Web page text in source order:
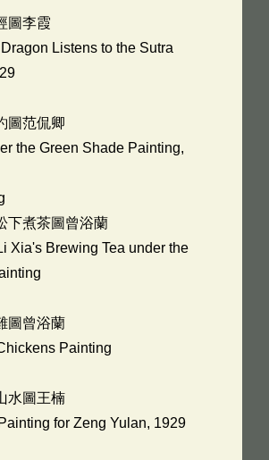
圖李霞
Listens to the Sutra
圖范侃卿
the Green Shade Painting,
下煮茶圖曾浴蘭
Xia's Brewing Tea under the
圖曾浴蘭
Painting
水圖王楠
for Zeng Yulan, 1929